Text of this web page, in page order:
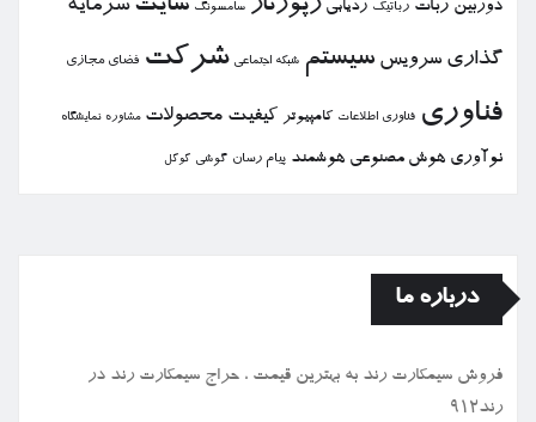
دوربین ربات رباتیك ردیابی رپورتاژ سامسونگ سایت سرمایه
گذاری سرویس سیستم شبكه اجتماعی شركت فضای مجازی
فناوری فناوری اطلاعات كامپیوتر كیفیت محصولات مشاوره نمایشگاه
نوآوری هوش مصنوعی هوشمند پیام رسان گوشی گوگل
درباره ما
فروش سیمكارت رند به بهترین قیمت ، حراج سیمكارت رند در
رند912